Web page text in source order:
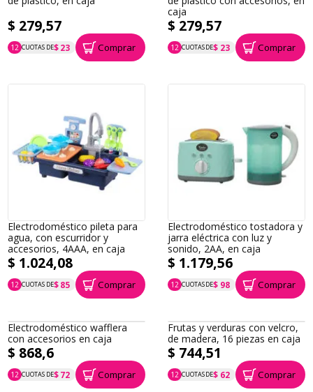
$ 279,57
12 CUOTAS DE$ 23
P.T.F. $ 280 Comprar
caja
$ 279,57
12 CUOTAS DE$ 23
P.T.F. $ 280 Comprar
Electrodoméstico pileta para
agua, con escurridor y
accesorios, 4AAA, en caja
$ 1.024,08
12 CUOTAS DE$ 85
P.T.F. $ 1.024 Comprar
Electrodoméstico tostadora y
jarra eléctrica con luz y
sonido, 2AA, en caja
$ 1.179,56
12 CUOTAS DE$ 98
P.T.F. $ 1.180 Comprar
Electrodoméstico wafflera
con accesorios en caja
$ 868,6
12 CUOTAS DE$ 72
P.T.F. $ 869 Comprar
Frutas y verduras con velcro,
de madera, 16 piezas en caja
$ 744,51
12 CUOTAS DE$ 62
P.T.F. $ 745 Comprar